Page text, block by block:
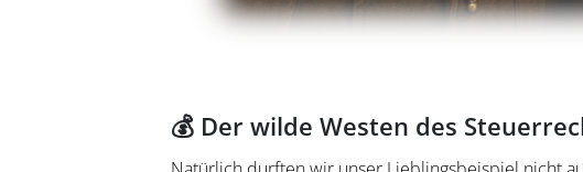
💰 Der wilde Westen des